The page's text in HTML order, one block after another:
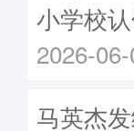
小学校
2026-
马英杰